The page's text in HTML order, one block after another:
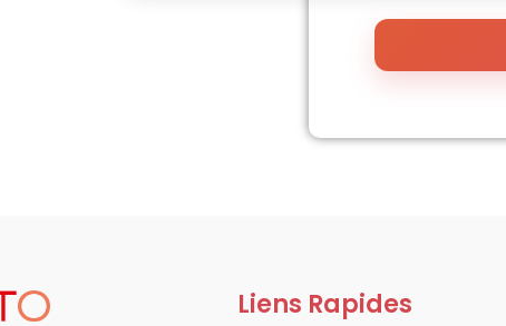
Liens Rapides